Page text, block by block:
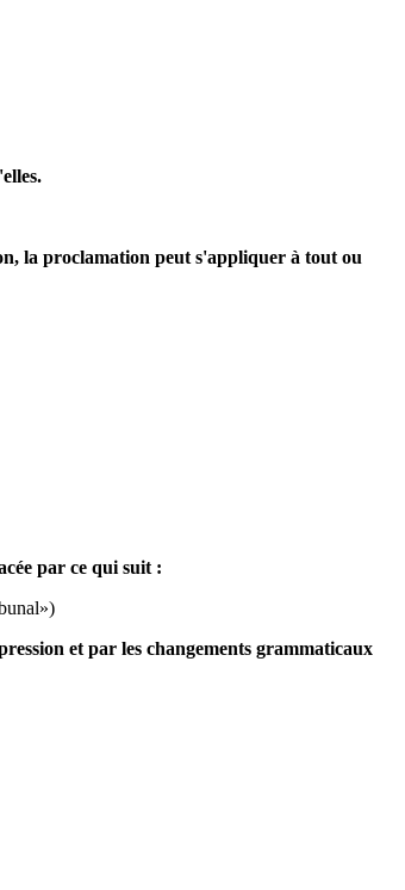
la proclamation peut s'appliquer à tout ou
par ce qui suit :
et par les changements grammaticaux